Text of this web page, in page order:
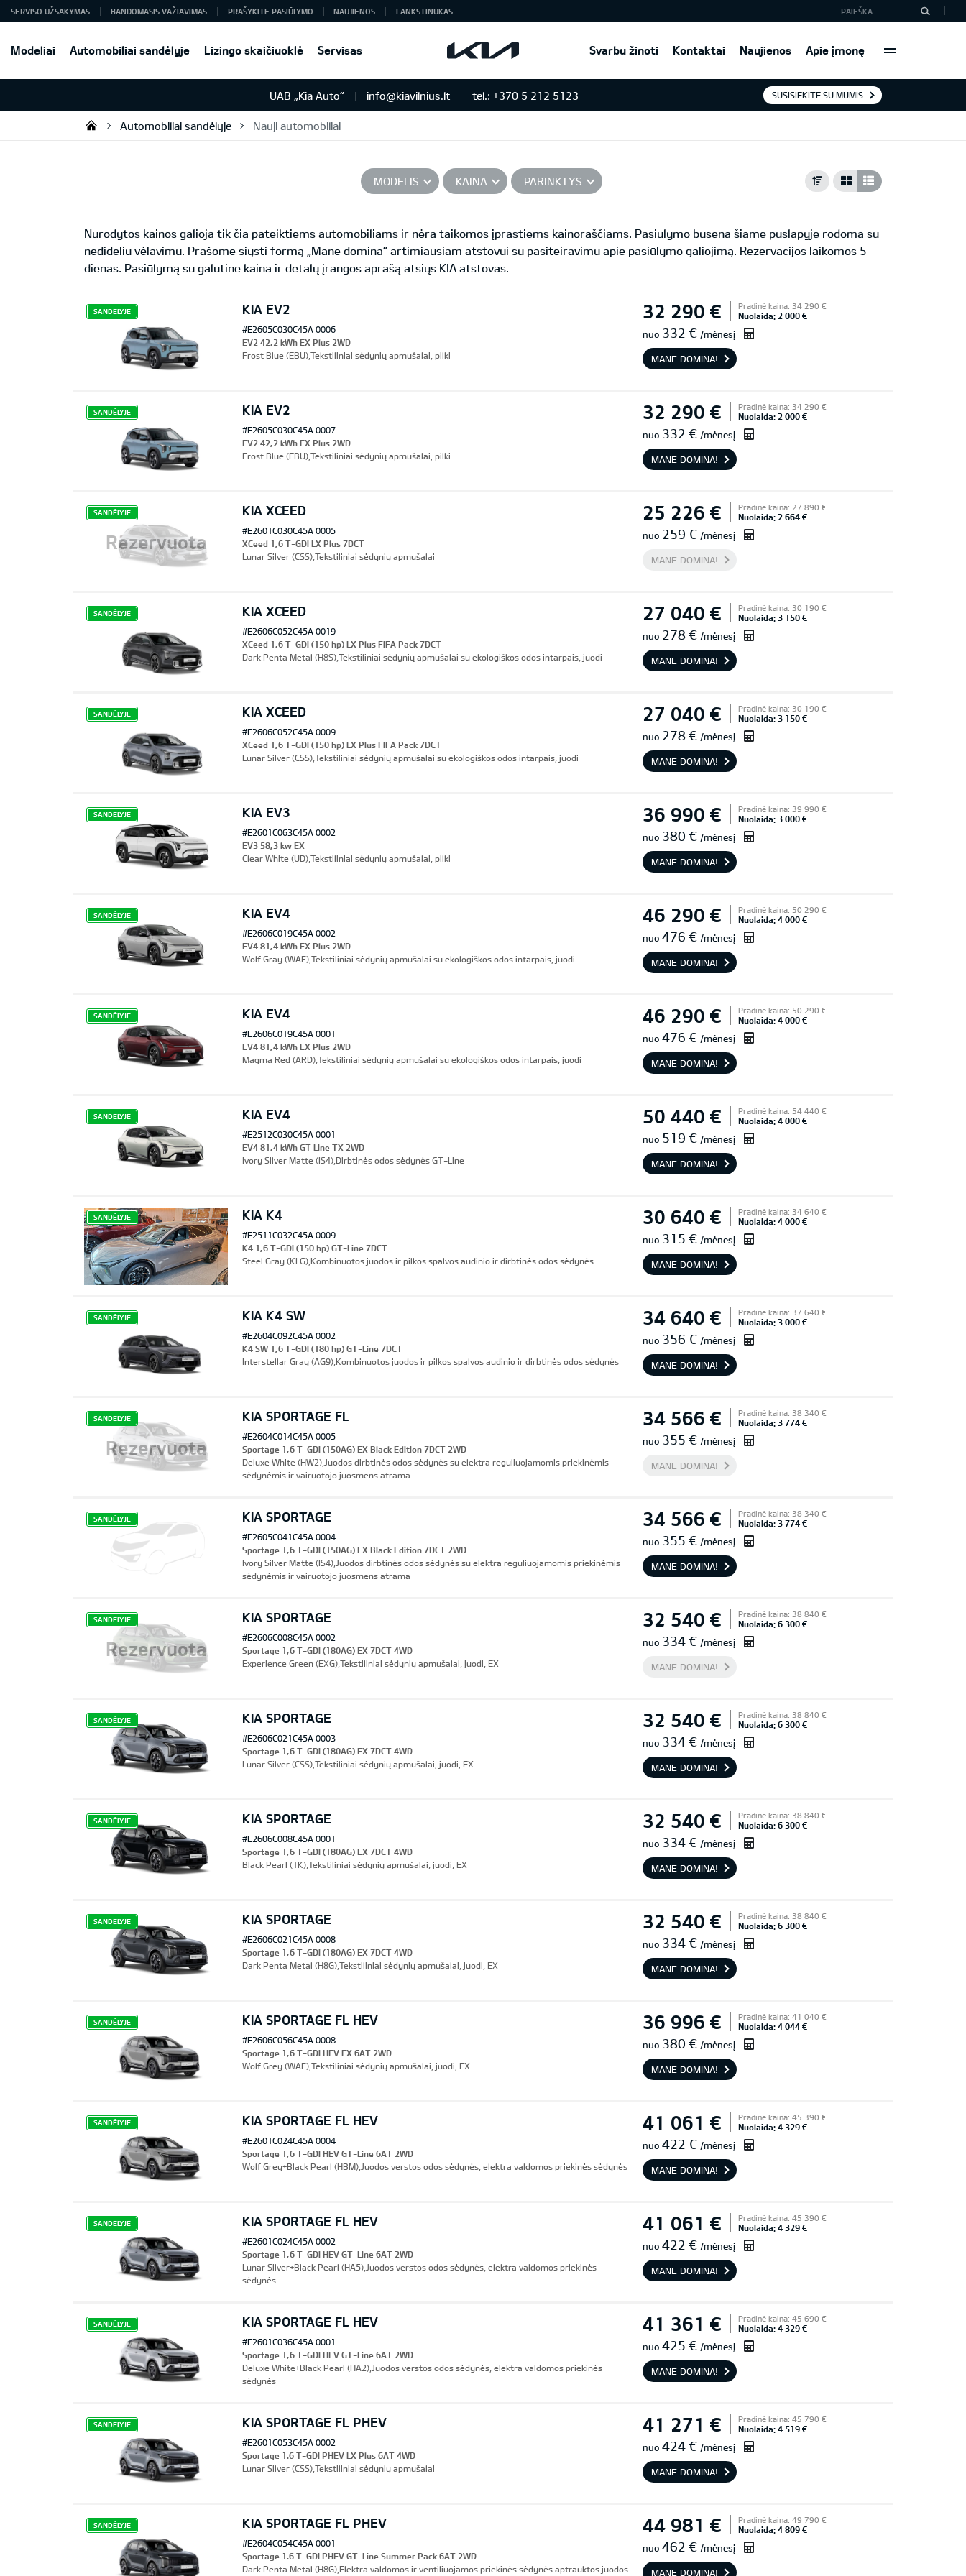
Modeliai Automobiliai sandėlyje Lizingo skaičiuoklė Servisas Svarbu žinoti Kontaktai Naujienos Apie įmonę
SERVISO UŽSAKYMAS BANDOMASIS VAŽIAVIMAS PRAŠYKITE PASIŪLYMO NAUJIENOS LANKSTINUKAS
UAB „Kia Auto“ info@kiavilnius.lt tel.: +370 5 212 5123 SUSISIEKITE SU MUMIS
UAB „Kia Auto“
Automobiliai sandėlyje Nauji automobiliai
MODELIS KAINA PARINKTYS
Nurodytos kainos galioja tik čia pateiktiems automobiliams ir nėra taikomos įprastiems kainoraščiams. Pasiūlymo būsena šiame puslapyje rodoma su
nedideliu vėlavimu. Prašome siųsti formą „Mane domina” artimiausiam atstovui su pasiteiravimu apie pasiūlymo galiojimą. Rezervacijos laikomos 5
dienas. Pasiūlymą su galutine kaina ir detalų įrangos aprašą atsiųs KIA atstovas.
KIA EV2 32 290 € Pradinė kaina: 34 290 €
Nuolaida: 2 000 €
nuo 332 € /mėnesį
SANDĖLYJE
#E2605C030C45A 0006
EV2 42,2 kWh EX Plus 2WD
Frost Blue (EBU),Tekstiliniai sėdynių apmušalai, pilki
MANE DOMINA!
KIA EV2 32 290 € Pradinė kaina: 34 290 €
Nuolaida: 2 000 €
nuo 332 € /mėnesį
SANDĖLYJE
#E2605C030C45A 0007
EV2 42,2 kWh EX Plus 2WD
Frost Blue (EBU),Tekstiliniai sėdynių apmušalai, pilki
MANE DOMINA!
KIA XCEED
Rezervuota
25 226 € Pradinė kaina: 27 890 €
Nuolaida: 2 664 €
nuo 259 € /mėnesį
SANDĖLYJE
#E2601C030C45A 0005
XCeed 1,6 T-GDI LX Plus 7DCT
Lunar Silver (CSS),Tekstiliniai sėdynių apmušalai
MANE DOMINA!
KIA XCEED 27 040 € Pradinė kaina: 30 190 €
Nuolaida: 3 150 €
nuo 278 € /mėnesį
SANDĖLYJE
#E2606C052C45A 0019
XCeed 1,6 T-GDI (150 hp) LX Plus FIFA Pack 7DCT
Dark Penta Metal (H8S),Tekstiliniai sėdynių apmušalai su ekologiškos odos intarpais, juodi
MANE DOMINA!
KIA XCEED 27 040 € Pradinė kaina: 30 190 €
Nuolaida: 3 150 €
nuo 278 € /mėnesį
SANDĖLYJE
#E2606C052C45A 0009
XCeed 1,6 T-GDI (150 hp) LX Plus FIFA Pack 7DCT
Lunar Silver (CSS),Tekstiliniai sėdynių apmušalai su ekologiškos odos intarpais, juodi
MANE DOMINA!
KIA EV3 36 990 € Pradinė kaina: 39 990 €
Nuolaida: 3 000 €
nuo 380 € /mėnesį
SANDĖLYJE
#E2601C063C45A 0002
EV3 58,3 kw EX
Clear White (UD),Tekstiliniai sėdynių apmušalai, pilki
MANE DOMINA!
KIA EV4 46 290 € Pradinė kaina: 50 290 €
Nuolaida: 4 000 €
nuo 476 € /mėnesį
SANDĖLYJE
#E2606C019C45A 0002
EV4 81,4 kWh EX Plus 2WD
Wolf Gray (WAF),Tekstiliniai sėdynių apmušalai su ekologiškos odos intarpais, juodi
MANE DOMINA!
KIA EV4 46 290 € Pradinė kaina: 50 290 €
Nuolaida: 4 000 €
nuo 476 € /mėnesį
SANDĖLYJE
#E2606C019C45A 0001
EV4 81,4 kWh EX Plus 2WD
Magma Red (ARD),Tekstiliniai sėdynių apmušalai su ekologiškos odos intarpais, juodi
MANE DOMINA!
KIA EV4 50 440 € Pradinė kaina: 54 440 €
Nuolaida: 4 000 €
nuo 519 € /mėnesį
SANDĖLYJE
#E2512C030C45A 0001
EV4 81,4 kWh GT Line TX 2WD
Ivory Silver Matte (IS4),Dirbtinės odos sėdynės GT-Line
MANE DOMINA!
KIA K4 30 640 € Pradinė kaina: 34 640 €
Nuolaida: 4 000 €
nuo 315 € /mėnesį
SANDĖLYJE
#E2511C032C45A 0009
K4 1,6 T-GDI (150 hp) GT-Line 7DCT
Steel Gray (KLG),Kombinuotos juodos ir pilkos spalvos audinio ir dirbtinės odos sėdynės
MANE DOMINA!
KIA K4 SW 34 640 € Pradinė kaina: 37 640 €
Nuolaida: 3 000 €
nuo 356 € /mėnesį
SANDĖLYJE
#E2604C092C45A 0002
K4 SW 1,6 T-GDI (180 hp) GT-Line 7DCT
Interstellar Gray (AG9),Kombinuotos juodos ir pilkos spalvos audinio ir dirbtinės odos sėdynės
MANE DOMINA!
KIA SPORTAGE FL
Rezervuota
34 566 € Pradinė kaina: 38 340 €
Nuolaida: 3 774 €
nuo 355 € /mėnesį
SANDĖLYJE
#E2604C014C45A 0005
Sportage 1,6 T-GDI (150AG) EX Black Edition 7DCT 2WD
Deluxe White (HW2),Juodos dirbtinės odos sėdynės su elektra reguliuojamomis priekinėmis
sėdynėmis ir vairuotojo juosmens atrama
MANE DOMINA!
KIA SPORTAGE 34 566 € Pradinė kaina: 38 340 €
Nuolaida: 3 774 €
nuo 355 € /mėnesį
SANDĖLYJE
#E2605C041C45A 0004
Sportage 1,6 T-GDI (150AG) EX Black Edition 7DCT 2WD
Ivory Silver Matte (IS4),Juodos dirbtinės odos sėdynės su elektra reguliuojamomis priekinėmis
sėdynėmis ir vairuotojo juosmens atrama
MANE DOMINA!
KIA SPORTAGE
Rezervuota
32 540 € Pradinė kaina: 38 840 €
Nuolaida: 6 300 €
nuo 334 € /mėnesį
SANDĖLYJE
#E2606C008C45A 0002
Sportage 1,6 T-GDI (180AG) EX 7DCT 4WD
Experience Green (EXG),Tekstiliniai sėdynių apmušalai, juodi, EX
MANE DOMINA!
KIA SPORTAGE 32 540 € Pradinė kaina: 38 840 €
Nuolaida: 6 300 €
nuo 334 € /mėnesį
SANDĖLYJE
#E2606C021C45A 0003
Sportage 1,6 T-GDI (180AG) EX 7DCT 4WD
Lunar Silver (CSS),Tekstiliniai sėdynių apmušalai, juodi, EX
MANE DOMINA!
KIA SPORTAGE 32 540 € Pradinė kaina: 38 840 €
Nuolaida: 6 300 €
nuo 334 € /mėnesį
SANDĖLYJE
#E2606C008C45A 0001
Sportage 1,6 T-GDI (180AG) EX 7DCT 4WD
Black Pearl (1K),Tekstiliniai sėdynių apmušalai, juodi, EX
MANE DOMINA!
KIA SPORTAGE 32 540 € Pradinė kaina: 38 840 €
Nuolaida: 6 300 €
nuo 334 € /mėnesį
SANDĖLYJE
#E2606C021C45A 0008
Sportage 1,6 T-GDI (180AG) EX 7DCT 4WD
Dark Penta Metal (H8G),Tekstiliniai sėdynių apmušalai, juodi, EX
MANE DOMINA!
KIA SPORTAGE FL HEV 36 996 € Pradinė kaina: 41 040 €
Nuolaida: 4 044 €
nuo 380 € /mėnesį
SANDĖLYJE
#E2606C056C45A 0008
Sportage 1,6 T-GDI HEV EX 6AT 2WD
Wolf Grey (WAF),Tekstiliniai sėdynių apmušalai, juodi, EX
MANE DOMINA!
KIA SPORTAGE FL HEV 41 061 € Pradinė kaina: 45 390 €
Nuolaida: 4 329 €
nuo 422 € /mėnesį
SANDĖLYJE
#E2601C024C45A 0004
Sportage 1,6 T-GDI HEV GT-Line 6AT 2WD
Wolf Grey+Black Pearl (HBM),Juodos verstos odos sėdynės, elektra valdomos priekinės sėdynės
MANE DOMINA!
KIA SPORTAGE FL HEV 41 061 € Pradinė kaina: 45 390 €
Nuolaida: 4 329 €
nuo 422 € /mėnesį
SANDĖLYJE
#E2601C024C45A 0002
Sportage 1,6 T-GDI HEV GT-Line 6AT 2WD
Lunar Silver+Black Pearl (HA5),Juodos verstos odos sėdynės, elektra valdomos priekinės
sėdynės
MANE DOMINA!
KIA SPORTAGE FL HEV 41 361 € Pradinė kaina: 45 690 €
Nuolaida: 4 329 €
nuo 425 € /mėnesį
SANDĖLYJE
#E2601C036C45A 0001
Sportage 1,6 T-GDI HEV GT-Line 6AT 2WD
Deluxe White+Black Pearl (HA2),Juodos verstos odos sėdynės, elektra valdomos priekinės
sėdynės
MANE DOMINA!
KIA SPORTAGE FL PHEV 41 271 € Pradinė kaina: 45 790 €
Nuolaida: 4 519 €
nuo 424 € /mėnesį
SANDĖLYJE
#E2601C053C45A 0002
Sportage 1.6 T-GDI PHEV LX Plus 6AT 4WD
Lunar Silver (CSS),Tekstiliniai sėdynių apmušalai
MANE DOMINA!
KIA SPORTAGE FL PHEV 44 981 € Pradinė kaina: 49 790 €
Nuolaida: 4 809 €
nuo 462 € /mėnesį
SANDĖLYJE
#E2604C054C45A 0001
Sportage 1.6 T-GDI PHEV GT-Line Summer Pack 6AT 2WD
Dark Penta Metal (H8G),Elektra valdomos ir ventiliuojamos priekinės sėdynės aptrauktos juodos
MANE DOMINA!